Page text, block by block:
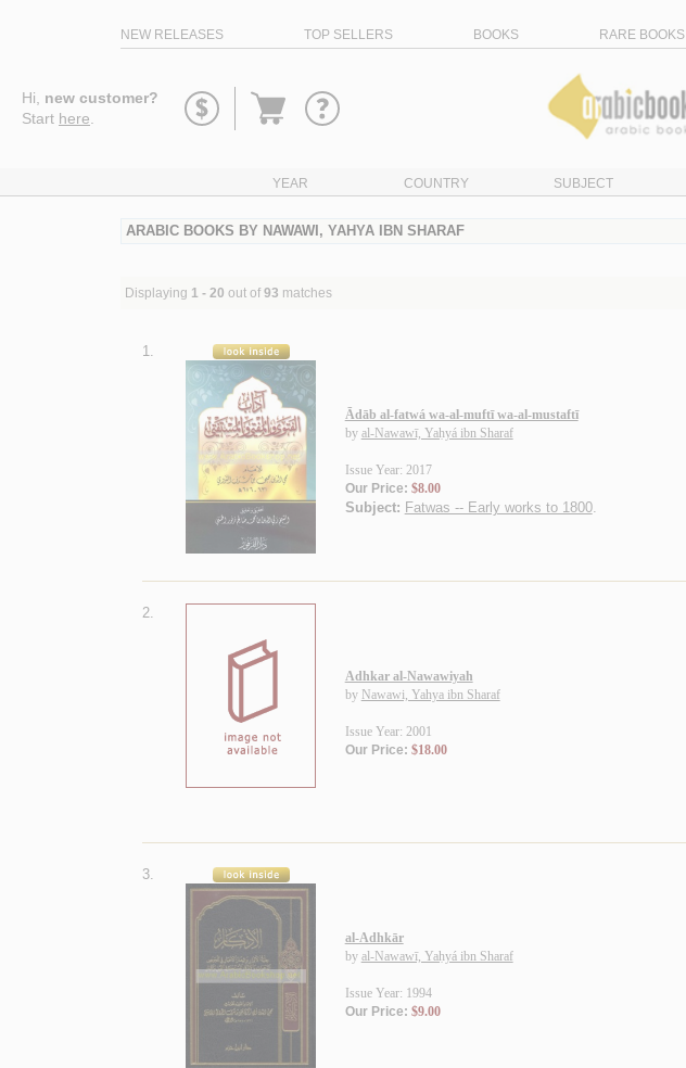
NEW RELEASES TOP SELLERS BOOKS RARE BOOKS
Hi, new customer?
Start here
Go
YEAR COUNTRY SUBJECT
ARABIC BOOKS BY NAWAWI, YAHYA IBN SHARAF
Displaying 1 - 20 out of 93 matches
1.
Ādāb al-fatwá wa-al-muftī wa-al-mustaftī
by al-Nawawī, Yaḥyá ibn Sharaf
Issue Year: 2017
Our Price: $8.00
Subject: Fatwas -- Early works to 1800.
2.
Adhkar al-Nawawiyah
by Nawawi, Yahya ibn Sharaf
Issue Year: 2001
Our Price: $18.00
3.
al-Adhkār
by al-Nawawī, Yaḥyá ibn Sharaf
Issue Year: 1994
Our Price: $9.00